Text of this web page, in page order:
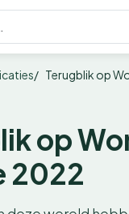
Terugblik op
op
2022